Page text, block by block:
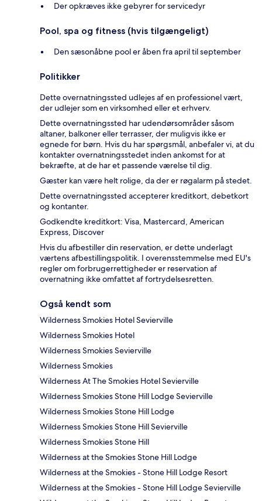
Der opkræves ikke gebyrer for servicedyr
Pool, spa og fitness (hvis tilgængeligt)
Den sæsonåbne pool er åben fra april til september
Politikker
Dette overnatningssted udlejes af en professionel vært,
der udlejer som en virksomhed eller et erhverv.
Dette overnatningssted har udendørsområder såsom
altaner, balkoner eller terrasser, der muligvis ikke er
egnede for børn. Hvis du har spørgsmål, anbefaler vi, at du
kontakter overnatningsstedet inden ankomst for at
bekræfte, at de har et passende værelse til dig.
Gæster kan være helt rolige, da der er røgalarm på stedet.
Dette overnatningssted accepterer kreditkort, debetkort
og kontanter.
Godkendte kreditkort: Visa, Mastercard, American
Express, Discover
Hvis du afbestiller din reservation, er dette underlagt
værtens afbestillingspolitik. I overensstemmelse med EU's
regler om forbrugerrettigheder er reservation af
overnatning ikke omfattet af fortrydelsesretten.
Også kendt som
Wilderness Smokies Hotel Sevierville
Wilderness Smokies Hotel
Wilderness Smokies Sevierville
Wilderness Smokies
Wilderness At The Smokies Hotel Sevierville
Wilderness Smokies Stone Hill Lodge Sevierville
Wilderness Smokies Stone Hill Lodge
Wilderness Smokies Stone Hill Sevierville
Wilderness Smokies Stone Hill
Wilderness at the Smokies Stone Hill Lodge
Wilderness at the Smokies - Stone Hill Lodge Resort
Wilderness at the Smokies - Stone Hill Lodge Sevierville